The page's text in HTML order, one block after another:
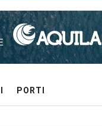
PORTI